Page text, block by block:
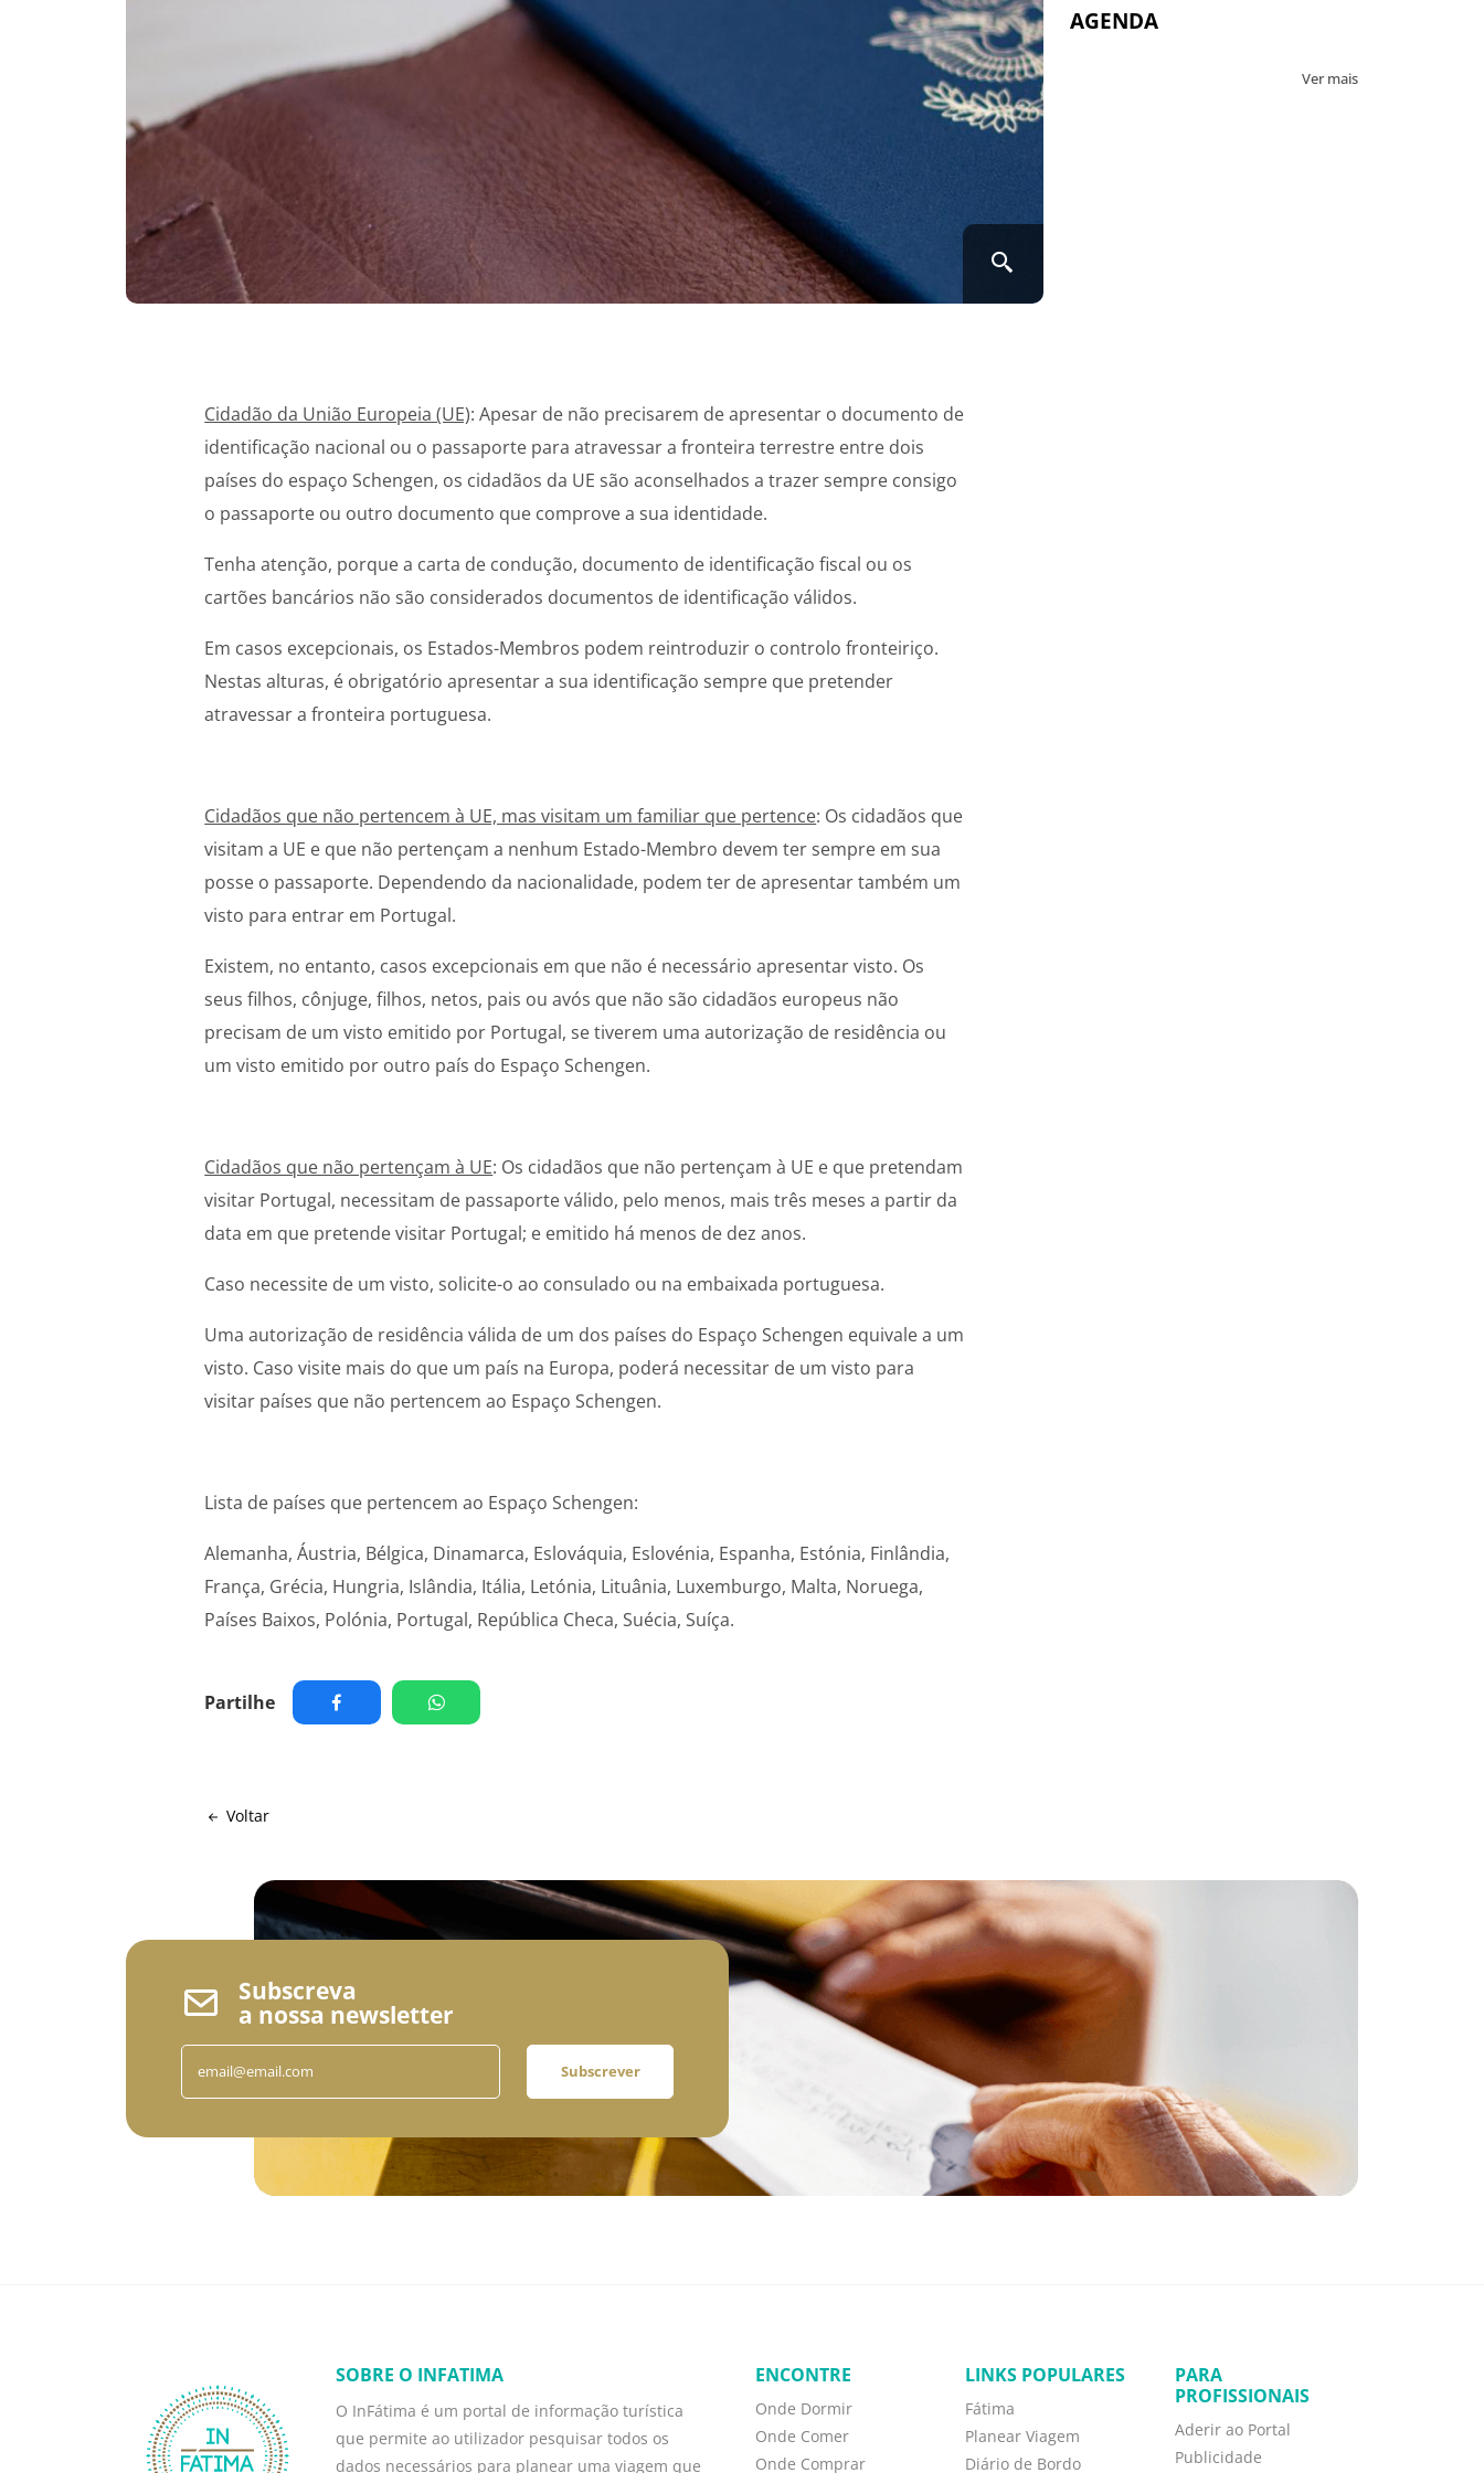
Cidadão da União Europeia (UE): Apesar de não precisarem de apresentar o documento de
identificação nacional ou o passaporte para atravessar a fronteira terrestre entre dois
países do espaço Schengen, os cidadãos da UE são aconselhados a trazer sempre consigo
o passaporte ou outro documento que comprove a sua identidade.
Tenha atenção, porque a carta de condução, documento de identificação fiscal ou os
cartões bancários não são considerados documentos de identificação válidos.
Em casos excepcionais, os Estados-Membros podem reintroduzir o controlo fronteiriço.
Nestas alturas, é obrigatório apresentar a sua identificação sempre que pretender
atravessar a fronteira portuguesa.
Cidadãos que não pertencem à UE, mas visitam um familiar que pertence: Os cidadãos que
visitam a UE e que não pertençam a nenhum Estado-Membro devem ter sempre em sua
posse o passaporte. Dependendo da nacionalidade, podem ter de apresentar também um
visto para entrar em Portugal.
Existem, no entanto, casos excepcionais em que não é necessário apresentar visto. Os
seus filhos, cônjuge, filhos, netos, pais ou avós que não são cidadãos europeus não
precisam de um visto emitido por Portugal, se tiverem uma autorização de residência ou
um visto emitido por outro país do Espaço Schengen.
Cidadãos que não pertençam à UE: Os cidadãos que não pertençam à UE e que pretendam
visitar Portugal, necessitam de passaporte válido, pelo menos, mais três meses a partir da
data em que pretende visitar Portugal; e emitido há menos de dez anos.
Caso necessite de um visto, solicite-o ao consulado ou na embaixada portuguesa.
Uma autorização de residência válida de um dos países do Espaço Schengen equivale a um
visto. Caso visite mais do que um país na Europa, poderá necessitar de um visto para
visitar países que não pertencem ao Espaço Schengen.
Lista de países que pertencem ao Espaço Schengen:
Alemanha, Áustria, Bélgica, Dinamarca, Eslováquia, Eslovénia, Espanha, Estónia, Finlândia,
França, Grécia, Hungria, Islândia, Itália, Letónia, Lituânia, Luxemburgo, Malta, Noruega,
Países Baixos, Polónia, Portugal, República Checa, Suécia, Suíça.
Partilhe
Voltar
AGENDA
Ver mais
Subscreva
a nossa newsletter
Subscrever
SOBRE O INFATIMA
O InFátima é um portal de informação turística
que permite ao utilizador pesquisar todos os
dados necessários para planear uma viagem que
ENCONTRE
Onde Dormir
Onde Comer
Onde Comprar
LINKS POPULARES
Fátima
Planear Viagem
Diário de Bordo
PARA
PROFISSIONAIS
Aderir ao Portal
Publicidade